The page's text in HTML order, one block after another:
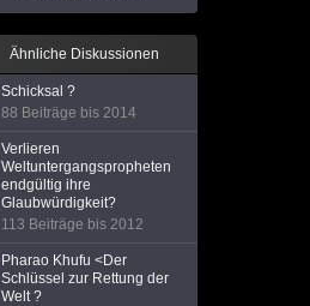
Ähnliche Diskussionen
Schicksal ?
88 Beiträge bis 2014
Verlieren
Weltuntergangspropheten
endgültig ihre
Glaubwürdigkeit?
113 Beiträge bis 2012
Pharao Khufu <Der
Schlüssel zur Rettung der
Welt ?